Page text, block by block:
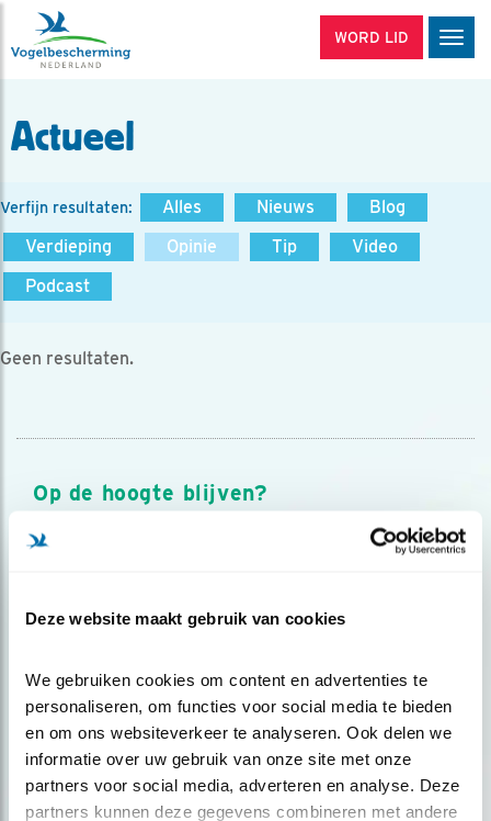
Deze website maakt gebruik van cookies
We gebruiken cookies om content en advertenties te
personaliseren, om functies voor social media te bieden
en om ons websiteverkeer te analyseren. Ook delen we
informatie over uw gebruik van onze site met onze
partners voor social media, adverteren en analyse. Deze
partners kunnen deze gegevens combineren met andere
WORD LID
Actueel
Verfijn resultaten: Alles Nieuws
Blog
Verdieping
Opinie Tip
Video
Podcast
Geen resultaten.
Op de hoogte blijven?
Meld je aan en ontvang nieuws, inspiratie, acties en tips
over vogels en activiteiten van Vogelbescherming.